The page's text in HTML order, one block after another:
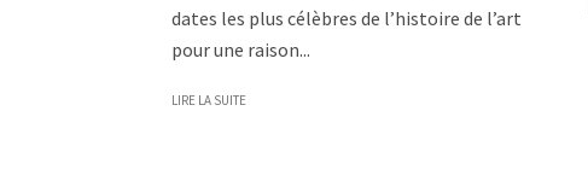
dates les plus célèbres de l’histoire de l’art
pour une raison...
LIRE LA SUITE